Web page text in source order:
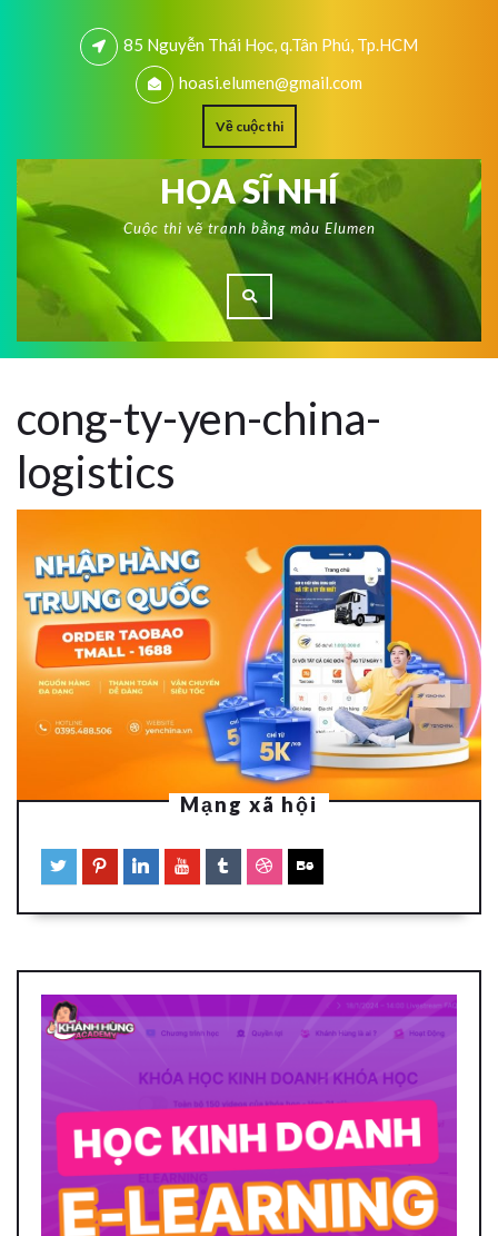
85 Nguyễn Thái Học, q.Tân Phú, Tp.HCM
hoasi.elumen@gmail.com
Về cuộc thi
HỌA SĨ NHÍ
Cuộc thi vẽ tranh bằng màu Elumen
cong-ty-yen-china-
logistics
Mạng xã hội